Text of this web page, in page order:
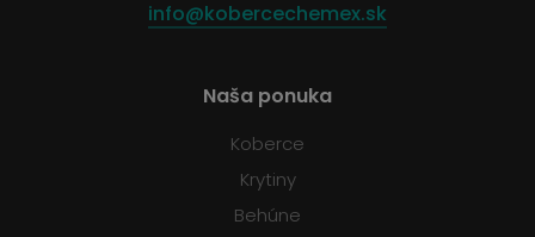
info@kobercechemex.sk
Naša ponuka
Koberce
Krytiny
Behúne